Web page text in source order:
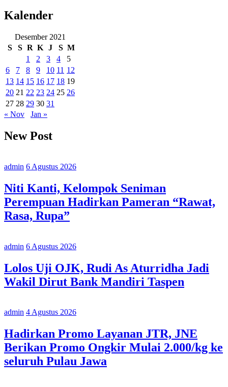
Kalender
Desember 2021
S
S R K J S M
1
2 3 4
5
6
7 8 9 10 11 12
13 14 15 16 17 18 19
20 21 22 23 24 25 26
27 28 29 30 31
« Nov
Jan »
New Post
admin 6 Agustus 2026
Niti Kanti, Kelompok Seniman
Perempuan Hadirkan Pameran “Rawat,
Rasa, Rupa”
admin 6 Agustus 2026
Lolos Uji OJK, Rudi As Aturridha Jadi
Wakil Dirut Bank Mandiri Taspen
admin 4 Agustus 2026
Hadirkan Promo Layanan JTR, JNE
Berikan Promo Ongkir Mulai 2.000/kg ke
seluruh Pulau Jawa